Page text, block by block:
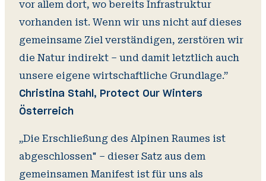
vor allem dort, wo bereits Infrastruktur
vorhanden ist. Wenn wir uns nicht auf dieses
gemeinsame Ziel verständigen, zerstören wir
die Natur indirekt – und damit letztlich auch
unsere eigene wirtschaftliche Grundlage.”
Christina Stahl, Protect Our Winters
Österreich
„Die Erschließung des Alpinen Raumes ist
abgeschlossen" – dieser Satz aus dem
gemeinsamen Manifest ist für uns als